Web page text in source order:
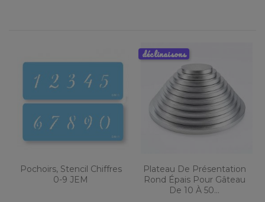
Pochoirs, Stencil Chiffres
0-9 JEM
Plateau De Présentation
Rond Épais Pour Gâteau
De 10 À 50...
déclinaisons